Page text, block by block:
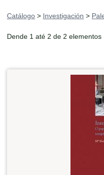
Catálogo > Investigación >
Dende 1 até 2 de 2 elementos